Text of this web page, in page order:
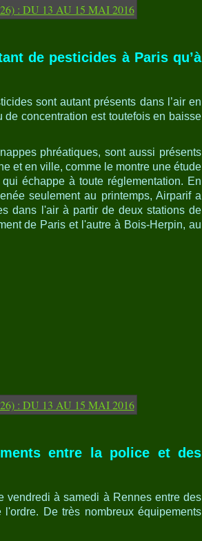
de pesticides à Paris qu’à
sont autant présents dans l’air en
de concentration est toutefois en baisse
phréatiques, sont aussi présents
et en ville, comme le montre une étude
échappe à toute réglementation. En
seulement au printemps, Airparif a
dans l'air à partir de deux stations de
de Paris et l'autre à Bois-Herpin, au
entre la police et des
vendredi à samedi à Rennes entre des
De très nombreux équipements